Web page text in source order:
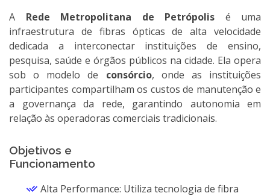
A Rede Metropolitana de Petrópolis é uma
infraestrutura de fibras ópticas de alta velocidade
dedicada a interconectar instituições de ensino,
pesquisa, saúde e órgãos públicos na cidade. Ela opera
sob o modelo de consórcio, onde as instituições
participantes compartilham os custos de manutenção e
a governança da rede, garantindo autonomia em
relação às operadoras comerciais tradicionais.
Objetivos e
Funcionamento
Alta Performance: Utiliza tecnologia de fibra